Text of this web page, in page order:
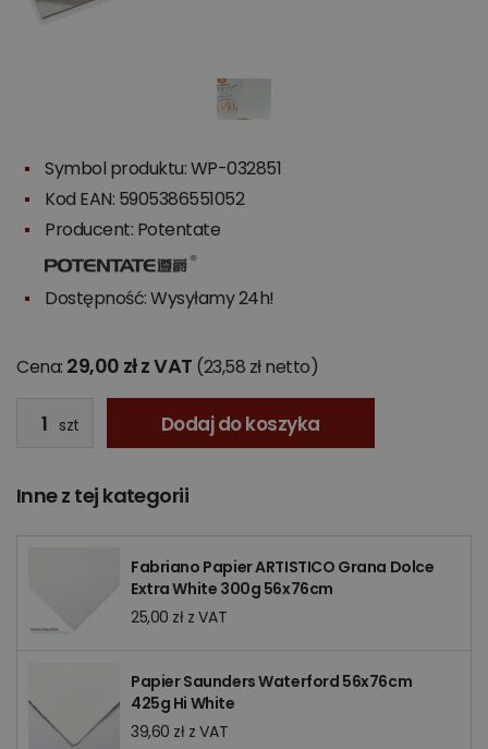
Symbol produktu: WP-032851
Kod EAN: 5905386551052
Producent: Potentate
Dostępność: Wysyłamy 24h!
Cena: 29,00 zł z VAT (23,58 zł netto)
szt Dodaj do koszyka
Inne z tej kategorii
Fabriano Papier ARTISTICO Grana Dolce
Extra White 300g 56x76cm
25,00 zł z VAT
Papier Saunders Waterford 56x76cm
425g Hi White
39,60 zł z VAT